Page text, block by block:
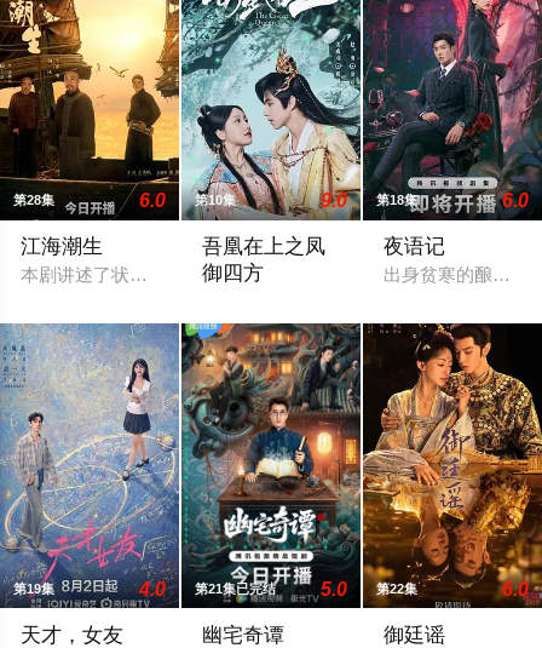
第28集 6.0
江海潮生
本剧讲述了状元实业家张謇创办大生企业，实业报国的故事。
第10集 9.0
吾凰在上之凤
御四方
第18集 6.0
夜语记
出身贫寒的酿酒师
第19集 4.0
天才，女友
第21集已完结 5.0
幽宅奇谭
第22集 6.0
御廷谣